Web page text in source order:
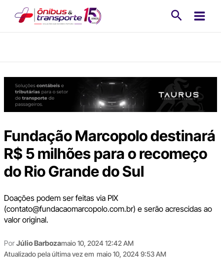
Fundação Marcopolo destinará
R$ 5 milhões para o recomeço
do Rio Grande do Sul
Doações podem ser feitas via PIX
(contato@fundacaomarcopolo.com.br) e serão acrescidas ao
valor original.
PorJúlio Barbozamaio 10, 2024 12:42 AM
Atualizado pela última vez em maio 10, 2024 9:53 AM